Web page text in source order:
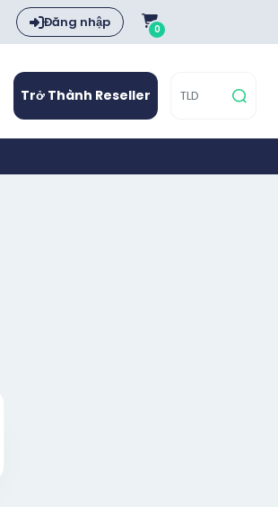
Đăng nhập 0
Trở Thành Reseller